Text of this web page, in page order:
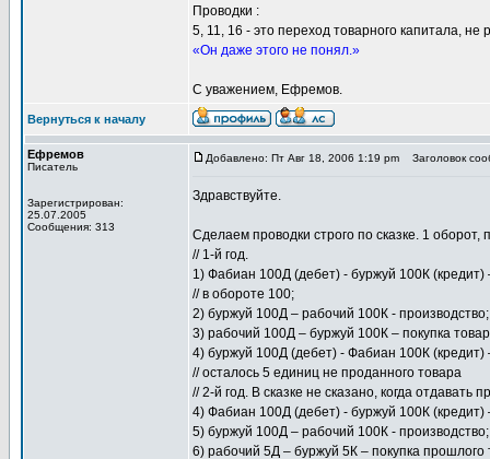
Проводки :
5, 11, 16 - это переход товарного капитала,
«Он даже этого не понял.»
С уважением, Ефремов.
Вернуться к началу
Ефремов
Писатель
Зарегистрирован:
25.07.2005
Сообщения: 313
Добавлено: Пт Авг 18, 2006 1:19 pm Заголовок
Здравствуйте.
Сделаем проводки строго по сказке. 1
// 1-й год.
1) Фабиан 100Д (дебет) - буржуй 100К (кредит)
// в обороте 100;
2) буржуй 100Д – рабочий 100К - производство;
3) рабочий 100Д – буржуй 100К – покупка
4) буржуй 100Д (дебет) - Фабиан 100К (кредит)
// осталось 5 единиц не проданного товара
// 2-й год. В сказке не сказано, когда отдавать
4) Фабиан 100Д (дебет) - буржуй 100К (кредит)
5) буржуй 100Д – рабочий 100К - производство;
6) рабочий 5Д – буржуй 5К – покупка